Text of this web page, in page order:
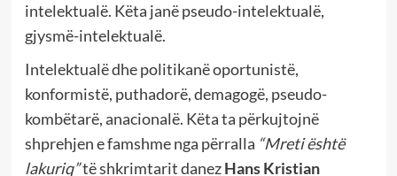
intelektualë. Këta janë pseudo-intelektualë,
gjysmë-intelektualë.
Intelektualë dhe politikanë oportunistë,
konformistë, puthadorë, demagogë, pseudo-
kombëtarë, anacionalë. Këta ta përkujtojnë
shprehjen e famshme nga përralla “Mreti është
lakuriq”të shkrimtarit danezHans Kristian